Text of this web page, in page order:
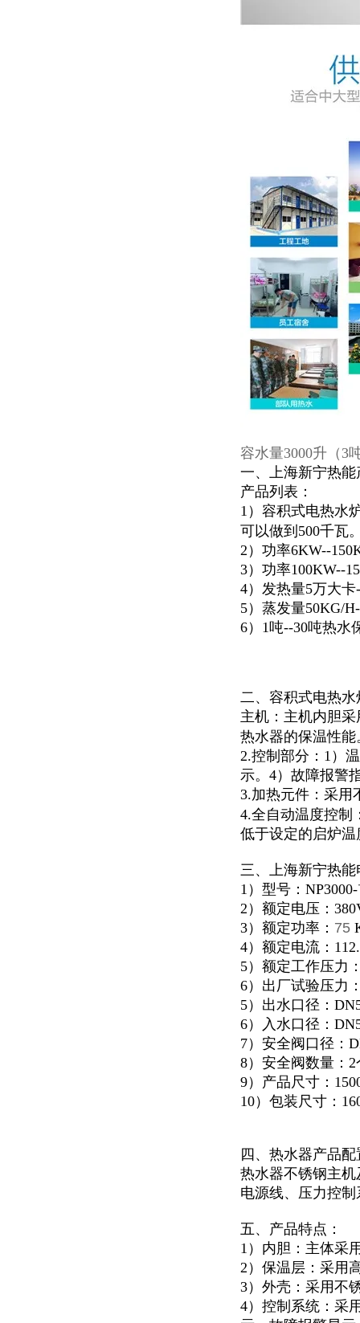
容水量3000升（3
一、上海新宁热
产品列表：
1）容积式电热水
可以做到500千瓦
2）功率6KW--
3）功率100KW--
4）发热量5万大
5）蒸发量50KG/
6）1吨--30吨热水
二、容积式电热
主机：主机内胆
热水器的保温性能
2.控制部分：1）
示。4）故障报警
3.加热元件：采用
4.全自动温度控制
低于设定的启炉
三、上海新宁热
1）型号：NP3000-
2）额定电压：
3）额定功率： 75
4）额定电流：
5）额定工作压力
6）出厂试验压力
5）出水口径：
6）入水口径：
7）安全阀口径：
8）安全阀数量：2
9）产品尺寸：
10）包装尺寸：
四、热水器产品配
热水器不锈钢主
电源线、压力控
五、产品特点：
1）内胆：主体采
2）保温层：采用
3）外壳：采用不
4）控制系统：采